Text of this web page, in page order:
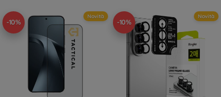
-10%
Novità
-10%
Novità